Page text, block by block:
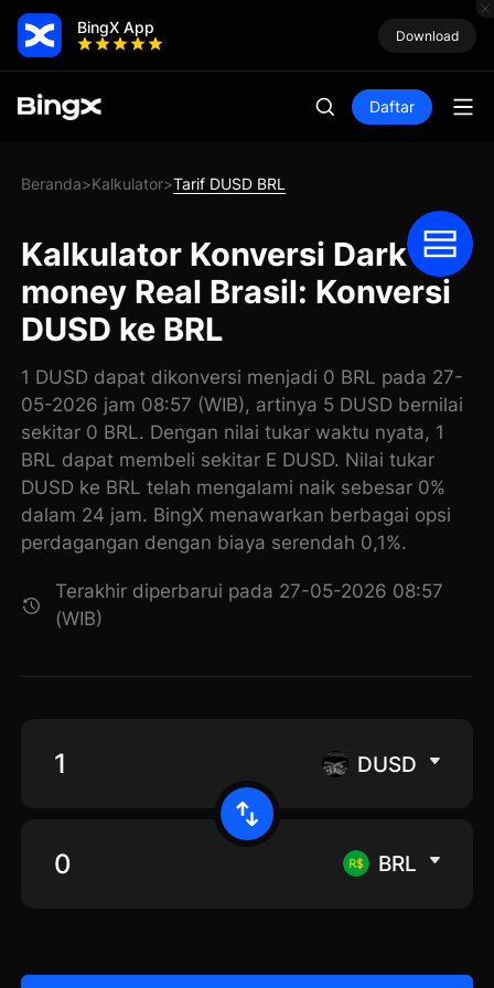
BingX App Download
Daftar
Beranda>Kalkulator>Tarif DUSD BRL
Kalkulator Konversi Dark
money Real Brasil: Konversi
DUSD ke BRL
1 DUSD dapat dikonversi menjadi 0 BRL pada 27-
05-2026 jam 08:57 (WIB), artinya 5 DUSD bernilai
sekitar 0 BRL. Dengan nilai tukar waktu nyata, 1
BRL dapat membeli sekitar E DUSD. Nilai tukar
DUSD ke BRL telah mengalami naik sebesar 0%
dalam 24 jam. BingX menawarkan berbagai opsi
perdagangan dengan biaya serendah 0,1%.
Terakhir diperbarui pada 27-05-2026 08:57
(WIB)
DUSD
BRL